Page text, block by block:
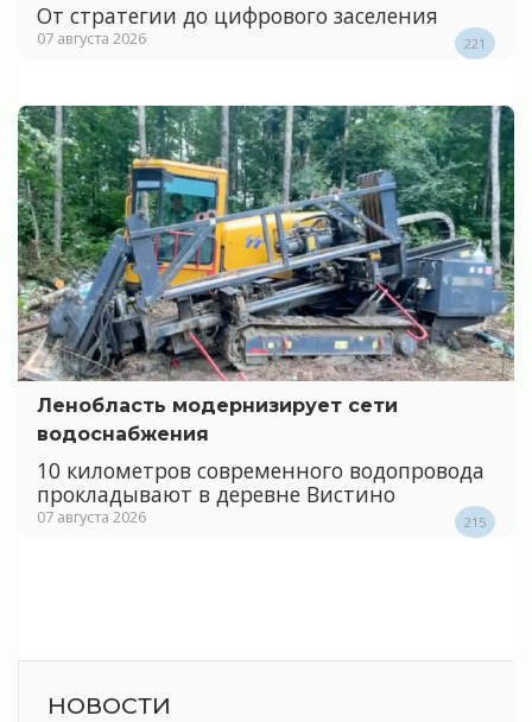
От стратегии до цифрового заселения
07 августа 2026 221
Ленобласть модернизирует сети
водоснабжения
10 километров современного водопровода
прокладывают в деревне Вистино
07 августа 2026 215
НОВОСТИ